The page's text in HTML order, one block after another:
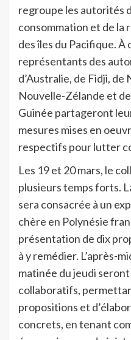
regroupe les autorités
consommation et de la
des îles du Pacifique. À
représentants des
d’Australie, de Fidji,
Nouvelle-Zélande et
Guinée partageront
mesures mises en
respectifs pour lutter
Les 19 et 20 mars, le
plusieurs temps forts.
sera consacrée à un
chère en Polynésie
présentation de dix
à y remédier. L’après-
matinée du jeudi
collaboratifs,
propositions et
concrets, en tenant